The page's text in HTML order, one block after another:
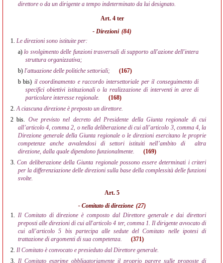
direttore o da un dirigente a tempo indeterminato da lui designato.
Art. 4 ter
- Direzioni (84)
1. Le direzioni sono istituite per:
a)lo svolgimento delle funzioni trasversali di supporto all'azione dell'intera
struttura organizzativa;
b) l'attuazione delle politiche settoriali;
(167)
b bis) il coordinamento e raccordo intersettoriale per il conseguimento di
specifici obiettivi istituzionali o la realizzazione di interventi in aree di
particolare interesse regionale.
(168)
2.A ciascuna direzione è preposto un direttore.
2 bis. Ove previsto nel decreto del Presidente della Giunta regionale di cui
all’articolo 4, comma 2, o nella deliberazione di cui all’articolo 3, comma 4, la
Direzione generale della Giunta regionale o le direzioni esercitano le proprie
competenze anche avvalendosi di settori istituiti nell’ambito di
altra
direzione, dalla quale dipendono funzionalmente.
(169)
3.Con deliberazione della Giunta regionale possono essere determinati i criteri
per la differenziazione delle direzioni sulla base della complessità delle funzioni
svolte.
Art. 5
- Comitato di direzione (27)
1. Il Comitato di direzione è composto dal Direttore generale e dai direttori
preposti alle direzioni di cui all'articolo 4 ter, comma 1. Il dirigente avvocato di
cui all’articolo 5 bis partecipa alle sedute del Comitato nelle ipotesi di
trattazione di argomenti di sua competenza.
(371)
2. Il Comitato è convocato e presieduto dal Direttore generale.
3. Il Comitato esprime obbligatoriamente il proprio parere sulle proposte di